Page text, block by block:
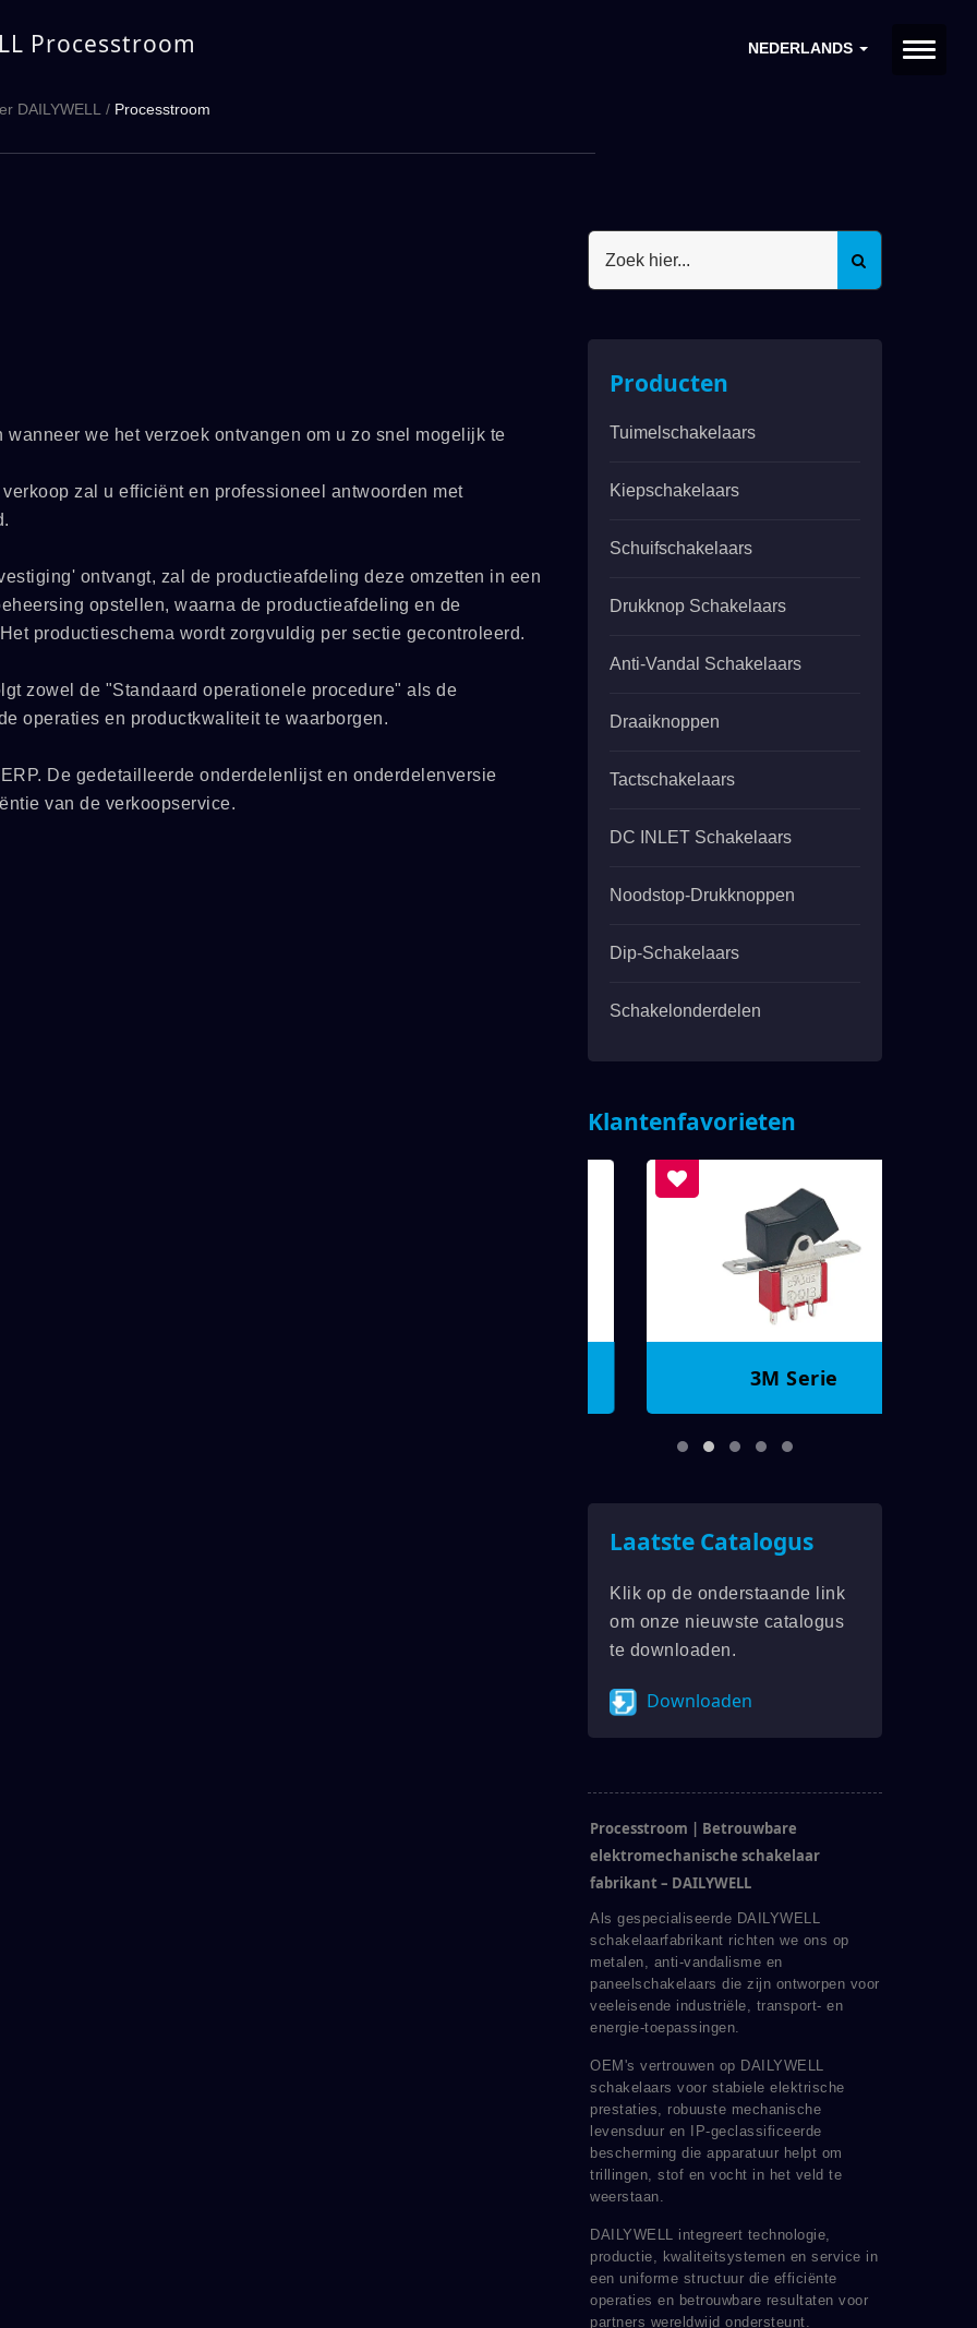
NEDERLANDS
Processtroom
DAILYWELL / Processtroom
we het verzoek ontvangen om u zo snel mogelijk te
zal u efficiënt en professioneel antwoorden met
ontvangt, zal de productieafdeling deze omzetten in een
opstellen, waarna de productieafdeling en de
productieschema wordt zorgvuldig per sectie gecontroleerd.
zowel de "Standaard operationele procedure" als de
operaties en productkwaliteit te waarborgen.
De gedetailleerde onderdelenlijst en onderdelenversie
van de verkoopservice.
Producten
Tuimelschakelaars
Kiepschakelaars
Schuifschakelaars
Drukknop Schakelaars
Anti-Vandal Schakelaars
Draaiknoppen
Tactschakelaars
DC INLET Schakelaars
Noodstop-Drukknoppen
Dip-Schakelaars
Schakelonderdelen
Klantenfavorieten
3M Serie
Laatste Catalogus
Klik op de onderstaande link
om onze nieuwste catalogus
te downloaden.
Downloaden
Processtroom | Betrouwbare
elektromechanische schakelaar
fabrikant – DAILYWELL
Als gespecialiseerde DAILYWELL
schakelaarfabrikant richten we ons op
metalen, anti-vandalisme en
paneelschakelaars die zijn ontworpen voor
veeleisende industriële, transport- en
energie-toepassingen.
OEM's vertrouwen op DAILYWELL
schakelaars voor stabiele elektrische
prestaties, robuuste mechanische
levensduur en IP-geclassificeerde
bescherming die apparatuur helpt om
trillingen, stof en vocht in het veld te
weerstaan.
DAILYWELL integreert technologie,
productie, kwaliteitsystemen en service in
een uniforme structuur die efficiënte
operaties en betrouwbare resultaten voor
partners wereldwijd ondersteunt.